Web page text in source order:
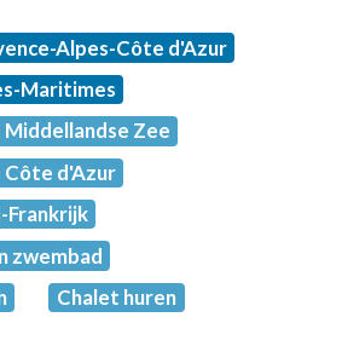
Alpes-Côte d'Azur
Maritimes
Middellandse Zee
Côte d'Azur
Frankrijk
zwembad
Chalet huren